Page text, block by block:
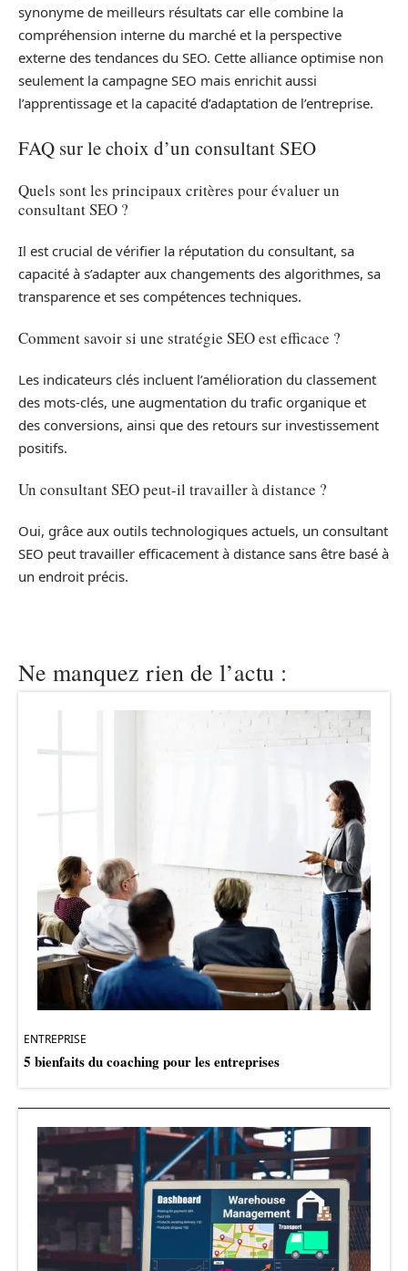
synonyme de meilleurs résultats car elle combine la
compréhension interne du marché et la perspective
externe des tendances du SEO. Cette alliance optimise non
seulement la campagne SEO mais enrichit aussi
l’apprentissage et la capacité d’adaptation de l’entreprise.
FAQ sur le choix d’un consultant SEO
Quels sont les principaux critères pour évaluer un
consultant SEO ?
Il est crucial de vérifier la réputation du consultant, sa
capacité à s’adapter aux changements des algorithmes, sa
transparence et ses compétences techniques.
Comment savoir si une stratégie SEO est efficace ?
Les indicateurs clés incluent l’amélioration du classement
des mots-clés, une augmentation du trafic organique et
des conversions, ainsi que des retours sur investissement
positifs.
Un consultant SEO peut-il travailler à distance ?
Oui, grâce aux outils technologiques actuels, un consultant
SEO peut travailler efficacement à distance sans être basé à
un endroit précis.
Ne manquez rien de l’actu :
ENTREPRISE
5 bienfaits du coaching pour les entreprises